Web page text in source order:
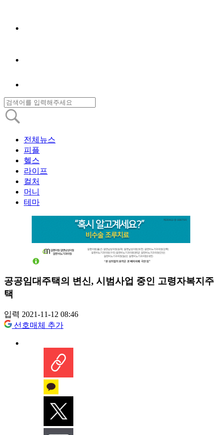
전체뉴스
피플
헬스
라이프
컬처
머니
테마
공공임대주택의 변신, 시범사업 중인 고령자복지주
택
입력 2021-11-12 08:46
선호매체 추가